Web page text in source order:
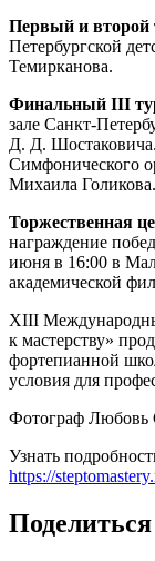
Первый и второй
Петербургской
Темирканова.
Финальный III
зале Санкт-
Д. Д.
Симфонического
Михаила Голикова.
Торжественная
награждение
июня в 16:00 в
академической
XIII
к мастерству»
фортепианной
условия для
Фотограф Любовь
Узнать
https://